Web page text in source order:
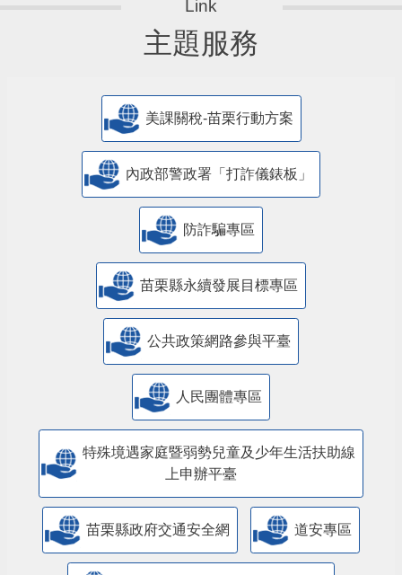
主題服務
美課關稅-苗栗行動方案
內政部警政署「打詐儀錶板」
防詐騙專區
苗栗縣永續發展目標專區
公共政策網路參與平臺
人民團體專區
特殊境遇家庭暨弱勢兒童及少年生活扶助線
上申辦平臺
苗栗縣政府交通安全網 道安專區